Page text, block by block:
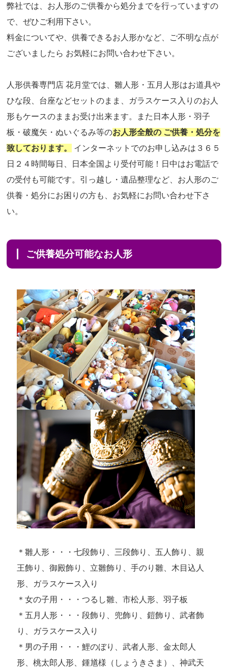
弊社では、お人形のご供養から処分までを行っていますの
で、ぜひご利用下さい。
料金についてや、供養できるお人形かなど、ご不明な点が
ございましたら お気軽にお問い合わせ下さい。
人形供養専門店 花月堂では、雛人形・五月人形はお道具や
ひな段、台座などセットのまま、ガラスケース入りのお人
形もケースのままお受け出来ます。また日本人形・羽子
板・破魔矢・ぬいぐるみ等のお人形全般の ご供養・処分を
致しております。
インターネットでのお申し込みは３６５
日２４時間毎日、日本全国より受付可能！日中はお電話で
の受付も可能です。引っ越し・遺品整理など、お人形のご
供養・処分にお困りの方も、お気軽にお問い合わせ下さ
い。
ご供養処分可能なお人形
＊雛人形・・・七段飾り、三段飾り、五人飾り、親
王飾り、御殿飾り、立雛飾り、手のり雛、木目込人
形、ガラスケース入り
＊女の子用・・・つるし雛、市松人形、羽子板
＊五月人形・・・段飾り、兜飾り、鎧飾り、武者飾
り、ガラスケース入り
＊男の子用・・・鯉のぼり、武者人形、金太郎人
形、桃太郎人形、鍾馗様（しょうきさま）、神武天